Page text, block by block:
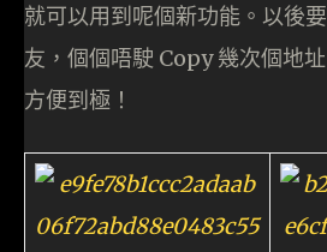
就可以用到呢個新功能。以後
友，個個唔駛 Copy 幾次個地
方便到極！